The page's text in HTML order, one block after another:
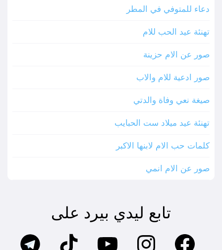
دعاء للمتوفي في المطر
تهنئة عيد الحب للام
صور عن الام حزينة
صور ادعية للام والاب
صيغة نعي وفاة والدتي
تهنئة عيد ميلاد ست الحبايب
كلمات حب الام لابنها الاكبر
صور عن الام انمي
تابع ليدي بيرد على